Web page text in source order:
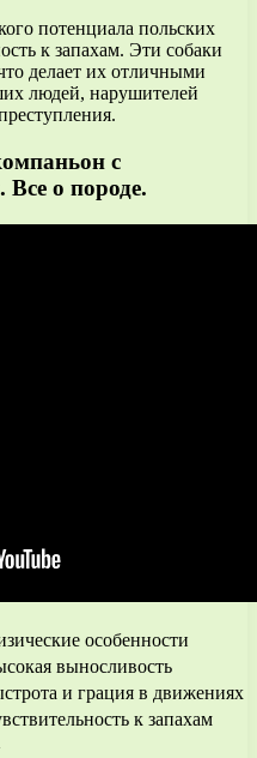
потенциала польских
к запахам. Эти собаки
делает их отличными
людей, нарушителей
с
о породе.
особенности
выносливость
и грация в движениях
к запахам